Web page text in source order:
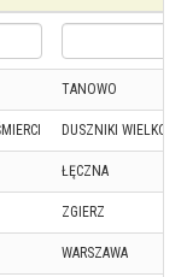
TANOWO
DUSZNIKI
ŁĘCZNA
ZGIERZ
WARSZAWA